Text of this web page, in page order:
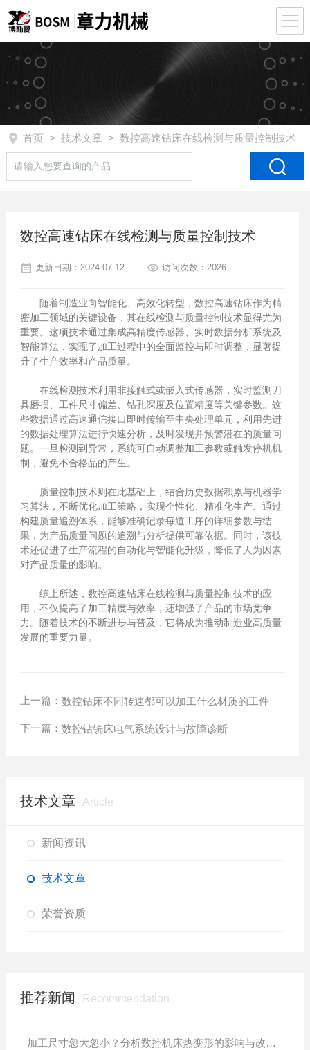
首页 > 技术文章 > 数控高速钻床在线检测与质量控制技术
数控高速钻床在线检测与质量控制技术
更新日期：2024-07-12 访问次数：2026
随着制造业向智能化、高效化转型，数控高速钻床作为精
密加工领域的关键设备，其在线检测与质量控制技术显得尤为
重要。这项技术通过集成高精度传感器、实时数据分析系统及
智能算法，实现了加工过程中的全面监控与即时调整，显著提
升了生产效率和产品质量。
在线检测技术利用非接触式或嵌入式传感器，实时监测刀
具磨损、工件尺寸偏差、钻孔深度及位置精度等关键参数。这
些数据通过高速通信接口即时传输至中央处理单元，利用先进
的数据处理算法进行快速分析，及时发现并预警潜在的质量问
题。一旦检测到异常，系统可自动调整加工参数或触发停机机
制，避免不合格品的产生。
质量控制技术则在此基础上，结合历史数据积累与机器学
习算法，不断优化加工策略，实现个性化、精准化生产。通过
构建质量追溯体系，能够准确记录每道工序的详细参数与结
果，为产品质量问题的追溯与分析提供可靠依据。同时，该技
术还促进了生产流程的自动化与智能化升级，降低了人为因素
对产品质量的影响。
综上所述，数控高速钻床在线检测与质量控制技术的应
用，不仅提高了加工精度与效率，还增强了产品的市场竞争
力。随着技术的不断进步与普及，它将成为推动制造业高质量
发展的重要力量。
上一篇： 数控钻床不同转速都可以加工什么材质的工件
下一篇： 数控钻铣床电气系统设计与故障诊断
技术文章 Article
新闻资讯
技术文章
荣誉资质
推荐新闻 Recommendation
加工尺寸忽大忽小？分析数控机床热变形的影响与改善方案